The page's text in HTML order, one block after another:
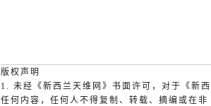
版权声明
1. 未经《新西兰天维网》书面许可，对于《新
任何内容，任何人不得复制、转载、摘编或在